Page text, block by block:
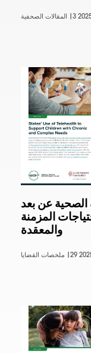
الصحية عن بعد
المزمنة
والمعقدة